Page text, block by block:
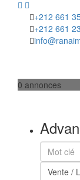
+212 661
+212 661
0 annonces
Vente /